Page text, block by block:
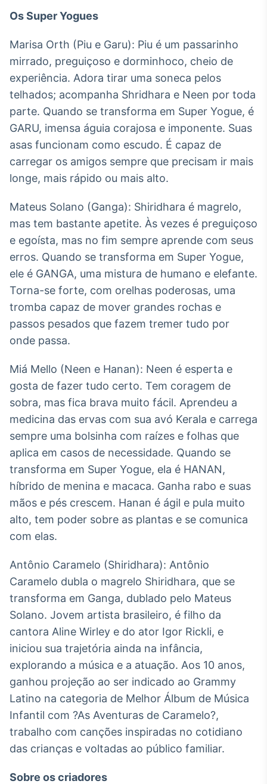
Os Super Yogues
Marisa Orth (Piu e Garu): Piu é um passarinho
mirrado, preguiçoso e dorminhoco, cheio de
experiência. Adora tirar uma soneca pelos
telhados; acompanha Shridhara e Neen por toda
parte. Quando se transforma em Super Yogue, é
GARU, imensa águia corajosa e imponente. Suas
asas funcionam como escudo. É capaz de
carregar os amigos sempre que precisam ir mais
longe, mais rápido ou mais alto.
Mateus Solano (Ganga): Shiridhara é magrelo,
mas tem bastante apetite. Às vezes é preguiçoso
e egoísta, mas no fim sempre aprende com seus
erros. Quando se transforma em Super Yogue,
ele é GANGA, uma mistura de humano e elefante.
Torna-se forte, com orelhas poderosas, uma
tromba capaz de mover grandes rochas e
passos pesados que fazem tremer tudo por
onde passa.
Miá Mello (Neen e Hanan): Neen é esperta e
gosta de fazer tudo certo. Tem coragem de
sobra, mas fica brava muito fácil. Aprendeu a
medicina das ervas com sua avó Kerala e carrega
sempre uma bolsinha com raízes e folhas que
aplica em casos de necessidade. Quando se
transforma em Super Yogue, ela é HANAN,
híbrido de menina e macaca. Ganha rabo e suas
mãos e pés crescem. Hanan é ágil e pula muito
alto, tem poder sobre as plantas e se comunica
com elas.
Antônio Caramelo (Shiridhara): Antônio
Caramelo dubla o magrelo Shiridhara, que se
transforma em Ganga, dublado pelo Mateus
Solano. Jovem artista brasileiro, é filho da
cantora Aline Wirley e do ator Igor Rickli, e
iniciou sua trajetória ainda na infância,
explorando a música e a atuação. Aos 10 anos,
ganhou projeção ao ser indicado ao Grammy
Latino na categoria de Melhor Álbum de Música
Infantil com ?As Aventuras de Caramelo?,
trabalho com canções inspiradas no cotidiano
das crianças e voltadas ao público familiar.
Sobre os criadores